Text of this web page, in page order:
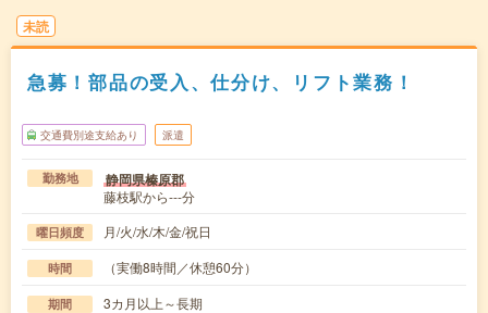
未読
急募！部品の受入、仕分け、リフト業務！
交通費別途支給あり 派遣
勤務地 静岡県榛原郡
藤枝駅から---分
曜日頻度 月/火/水/木/金/祝日
時間 （実働8時間／休憩60分）
期間 3カ月以上～長期